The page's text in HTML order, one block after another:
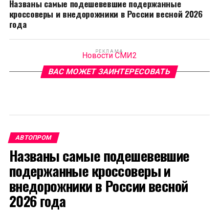
Названы самые подешевевшие подержанные
кроссоверы и внедорожники в России весной 2026
года
РЕКЛАМА
Новости СМИ2
ВАС МОЖЕТ ЗАИНТЕРЕСОВАТЬ
АВТОПРОМ
Названы самые подешевевшие
подержанные кроссоверы и
внедорожники в России весной
2026 года